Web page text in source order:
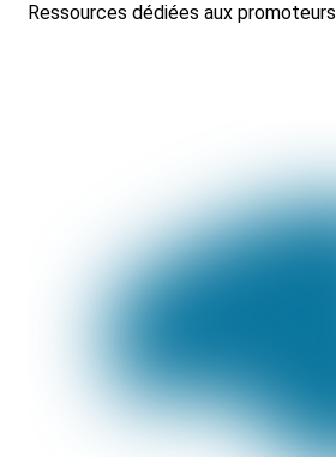
Ressources dédiées aux promoteurs